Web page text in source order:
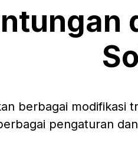
berbagai modifikasi
pengaturan